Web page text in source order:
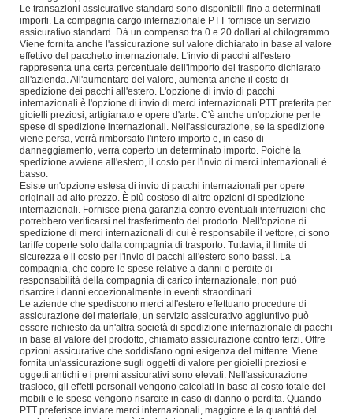
Le transazioni assicurative standard sono disponibili fino a determinati
importi. La compagnia cargo internazionale PTT fornisce un servizio
assicurativo standard. Dà un compenso tra 0 e 20 dollari al chilogrammo.
Viene fornita anche l'assicurazione sul valore dichiarato in base al valore
effettivo del pacchetto internazionale. L'invio di pacchi all'estero
rappresenta una certa percentuale dell'importo del trasporto dichiarato
all'azienda. All'aumentare del valore, aumenta anche il costo di
spedizione dei pacchi all'estero. L'opzione di invio di pacchi
internazionali è l'opzione di invio di merci internazionali PTT preferita per
gioielli preziosi, artigianato e opere d'arte. C'è anche un'opzione per le
spese di spedizione internazionali. Nell'assicurazione, se la spedizione
viene persa, verrà rimborsato l'intero importo e, in caso di
danneggiamento, verrà coperto un determinato importo. Poiché la
spedizione avviene all'estero, il costo per l'invio di merci internazionali è
basso.
Esiste un'opzione estesa di invio di pacchi internazionali per opere
originali ad alto prezzo. È più costoso di altre opzioni di spedizione
internazionali. Fornisce piena garanzia contro eventuali interruzioni che
potrebbero verificarsi nel trasferimento del prodotto. Nell'opzione di
spedizione di merci internazionali di cui è responsabile il vettore, ci sono
tariffe coperte solo dalla compagnia di trasporto. Tuttavia, il limite di
sicurezza e il costo per l'invio di pacchi all'estero sono bassi. La
compagnia, che copre le spese relative a danni e perdite di
responsabilità della compagnia di carico internazionale, non può
risarcire i danni eccezionalmente in eventi straordinari.
Le aziende che spediscono merci all'estero effettuano procedure di
assicurazione del materiale, un servizio assicurativo aggiuntivo può
essere richiesto da un'altra società di spedizione internazionale di pacchi
in base al valore del prodotto, chiamato assicurazione contro terzi. Offre
opzioni assicurative che soddisfano ogni esigenza del mittente. Viene
fornita un'assicurazione sugli oggetti di valore per gioielli preziosi e
oggetti antichi e i premi assicurativi sono elevati. Nell'assicurazione
trasloco, gli effetti personali vengono calcolati in base al costo totale dei
mobili e le spese vengono risarcite in caso di danno o perdita. Quando
PTT preferisce inviare merci internazionali, maggiore è la quantità del